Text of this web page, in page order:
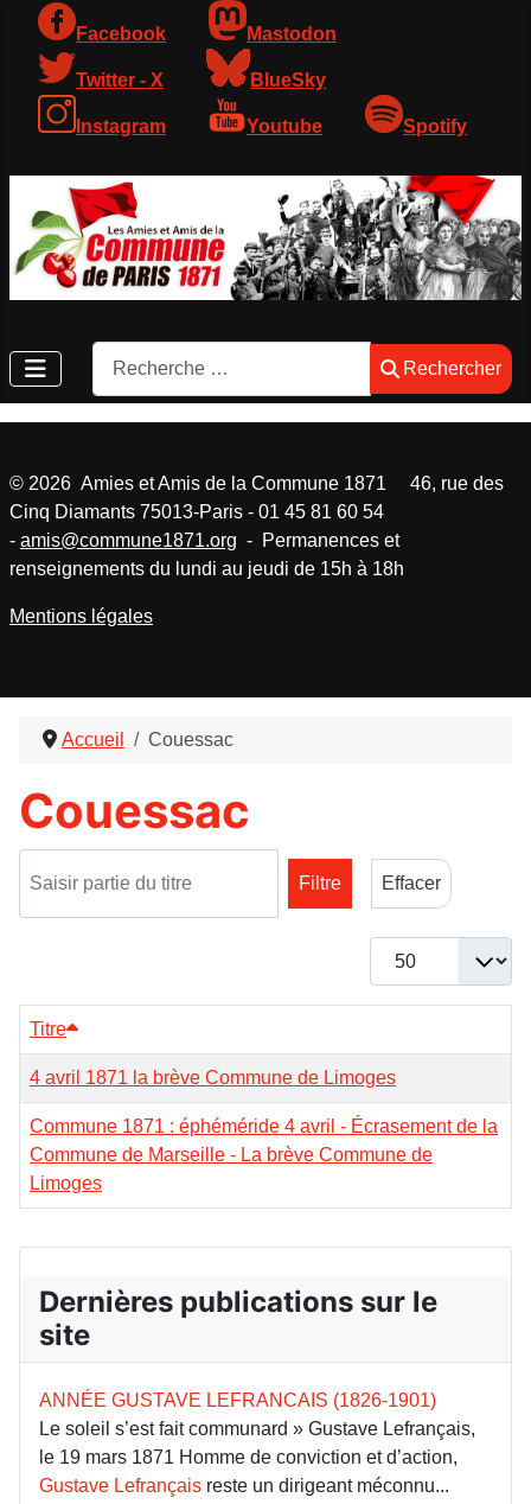
Facebook Mastodon
Twitter - X BlueSky
Instagram Youtube Spotify
Rechercher
Rechercher
Accueil Couessac
Couessac
Filtre
Effacer
Afficher #
Titre
4 avril 1871 la brève Commune de Limoges
Commune 1871 : éphéméride 4 avril - Écrasement de la
Commune de Marseille - La brève Commune de
Limoges
Dernières publications sur le
site
ANNÉE GUSTAVE LEFRANCAIS (1826-1901)
Le soleil s’est fait communard » Gustave Lefrançais,
le 19 mars 1871 Homme de conviction et d’action,
Gustave Lefrançais reste un dirigeant méconnu...
© 2026 Amies et Amis de la Commune 1871 46, rue des
Cinq Diamants 75013-Paris - 01 45 81 60 54
- amis@commune1871.org - Permanences et
renseignements du lundi au jeudi de 15h à 18h
Mentions légales